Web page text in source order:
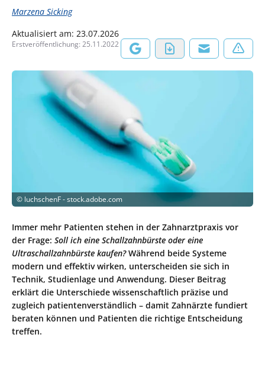
Marzena Sicking
Aktualisiert am: 23.07.2026
Erstveröffentlichung: 25.11.2022
© luchschenF - stock.adobe.com
Immer mehr Patienten stehen in der Zahnarztpraxis vor
der Frage: Soll ich eine Schallzahnbürste oder eine
Ultraschallzahnbürste kaufen?Während beide Systeme
modern und effektiv wirken, unterscheiden sie sich in
Technik, Studienlage und Anwendung. Dieser Beitrag
erklärt die Unterschiede wissenschaftlich präzise und
zugleich patientenverständlich – damit Zahnärzte fundiert
beraten können und Patienten die richtige Entscheidung
treffen.